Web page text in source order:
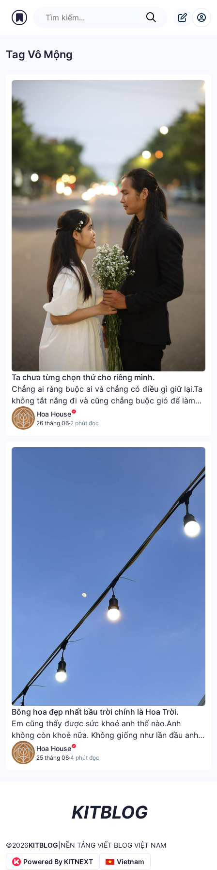
Tag Vô Mộng
Ta chưa từng chọn thứ cho riêng mình.
Chẳng ai ràng buộc ai và chẳng có điều gì giữ lại.Ta
không tắt nắng đi và cũng chẳng buộc gió để làm
gì.Màu không nằm trên cánh hoa, mà nằm trong đôi
mắt.Hương không nằm ở nhụy mà nằm ở trong lòng.
Hoa House
26 tháng 06·2 phút đọc
Bông hoa đẹp nhất bầu trời chính là Hoa Trời.
Em cũng thấy được sức khoẻ anh thế nào.Anh
không còn khoẻ nữa. Không giống như lần đầu anh
gặp em. Cũng không giống trước đây. Em đã biết
anh đã tự hành hạ mình như thế nào để có được
Hoa House
25 tháng 06·4 phút đọc
KITBLOG
©2026KITBLOG NỀN TẢNG VIẾT BLOG VIỆT NAM
Powered By KITNEXT
Vietnam